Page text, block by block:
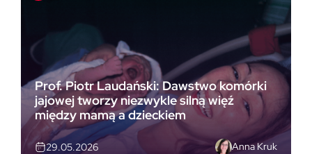
Prof. Piotr Laudański: Dawstwo komórki
jajowej tworzy niezwykle silną więź
między mamą a dzieckiem
29.05.2026 Anna Kruk